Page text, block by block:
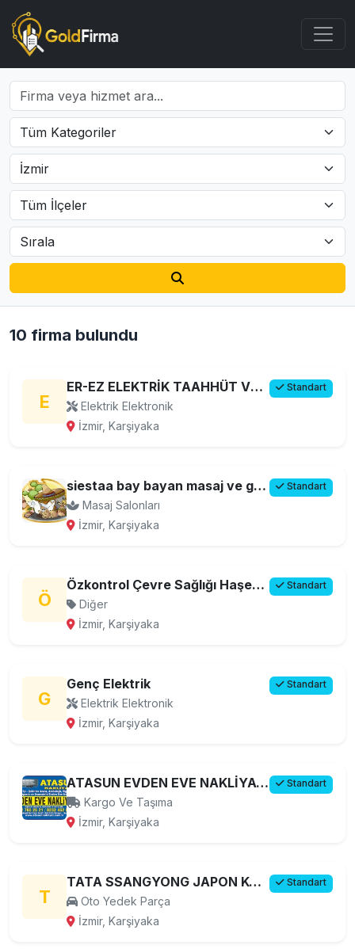
10 firma bulundu
E
ER-EZ ELEKTRİK TAAHHÜT VE AYDINLATMA DEKORASYON Standart
Elektrik Elektronik
İzmir, Karşiyaka
siestaa bay bayan masaj ve güzellik merkezi Standart
Masaj Salonları
İzmir, Karşiyaka
Ö
Özkontrol Çevre Sağlığı Haşere ilaçlama ltd.şti Standart
Diğer
İzmir, Karşiyaka
G
Genç Elektrik Standart
Elektrik Elektronik
İzmir, Karşiyaka
ATASUN EVDEN EVE NAKLİYAT İZMİR Standart
Kargo Ve Taşıma
İzmir, Karşiyaka
T
TATA SSANGYONG JAPON KORE YEDEK PARÇA Standart
Oto Yedek Parça
İzmir, Karşiyaka